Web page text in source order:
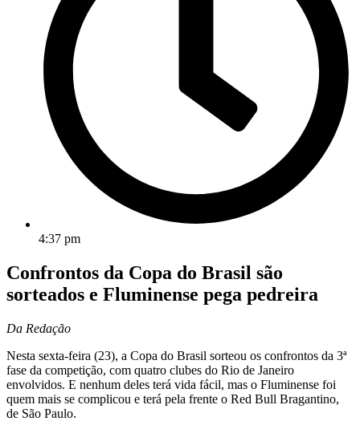
4:37 pm
Confrontos da Copa do Brasil são
sorteados e Fluminense pega pedreira
Da Redação
Nesta sexta-feira (23), a Copa do Brasil sorteou os confrontos da 3ª
fase da competição, com quatro clubes do Rio de Janeiro
envolvidos. E nenhum deles terá vida fácil, mas o Fluminense foi
quem mais se complicou e terá pela frente o Red Bull Bragantino,
de São Paulo.